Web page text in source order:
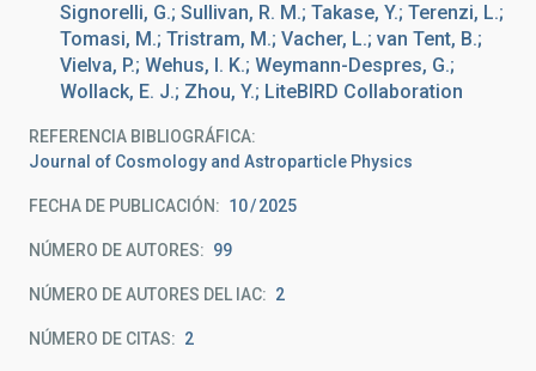
Signorelli, G.; Sullivan, R. M.; Takase, Y.; Terenzi, L.;
Tomasi, M.; Tristram, M.; Vacher, L.; van Tent, B.;
Vielva, P.; Wehus, I. K.; Weymann-Despres, G.;
Wollack, E. J.; Zhou, Y.; LiteBIRD Collaboration
REFERENCIA BIBLIOGRÁFICA
Journal of Cosmology and Astroparticle Physics
FECHA DE PUBLICACIÓN: 10 2025
NÚMERO DE AUTORES 99
NÚMERO DE AUTORES DEL IAC 2
NÚMERO DE CITAS 2